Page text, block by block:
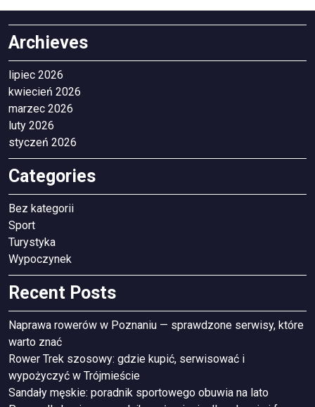
Archieves
lipiec 2026
kwiecień 2026
marzec 2026
luty 2026
styczeń 2026
Categories
Bez kategorii
Sport
Turystyka
Wypoczynek
Recent Posts
Naprawa rowerów w Poznaniu — sprawdzone serwisy, które
warto znać
Rower Trek szosowy: gdzie kupić, serwisować i
wypożyczyć w Trójmieście
Sandały męskie: poradnik sportowego obuwia na lato